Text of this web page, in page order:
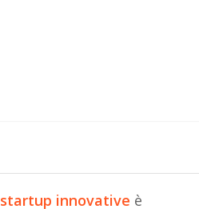
startup innovative è